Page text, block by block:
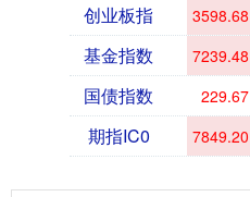
创业板指 3598.68
基金指数 7239.48
国债指数 229.67
期指IC0 7849.20